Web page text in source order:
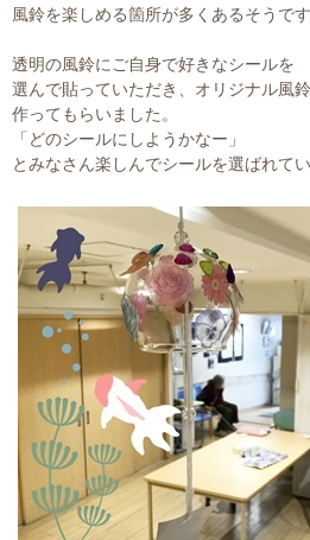
風鈴を楽しめる箇所が多くあるそうです
透明の風鈴にご自身で好きなシールを
選んで貼っていただき、オリジナル風
作ってもらいました。
「どのシールにしようかなー」
とみなさん楽しんでシールを選ばれて